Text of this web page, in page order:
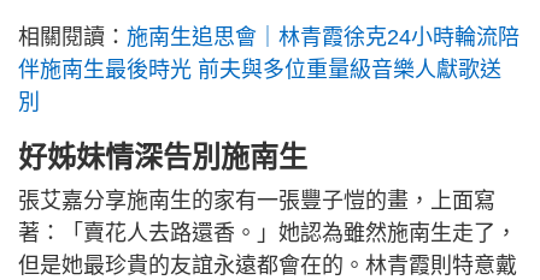
相關閱讀： 施南生追思會｜林青霞徐克24小時輪流陪
伴施南生最後時光 前夫與多位重量級音樂人獻歌送
別
好姊妹情深告別施南生
張艾嘉分享施南生的家有一張豐子愷的畫，上面寫
著：「賣花人去路還香。」她認為雖然施南生走了，
但是她最珍貴的友誼永遠都會在的。林青霞則特意戴